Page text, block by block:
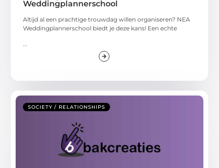
Weddingplannerschool
Altijd al een prachtige trouwdag willen organiseren? NEA
Weddingplannerschool biedt je deze kans! Een echte
...
SOCIETY / RELATIONSHIPS